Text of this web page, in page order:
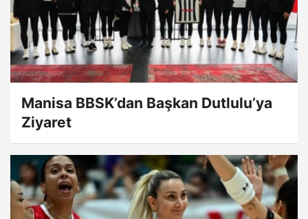
Manisa BBSK’dan Başkan Dutlulu’ya
Ziyaret